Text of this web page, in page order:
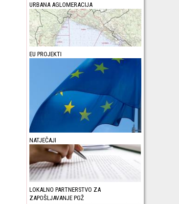
URBANA AGLOMERACIJA
EU PROJEKTI
NATJEČAJI
LOKALNO PARTNERSTVO ZA
ZAPOŠLJAVANJE PGŽ